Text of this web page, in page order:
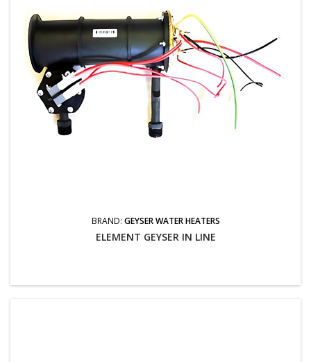
BRAND: GEYSER WATER HEATERS
ELEMENT GEYSER IN LINE